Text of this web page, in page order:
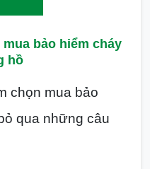
bảo hiểm cháy
hồ
chọn mua bảo
qua những câu